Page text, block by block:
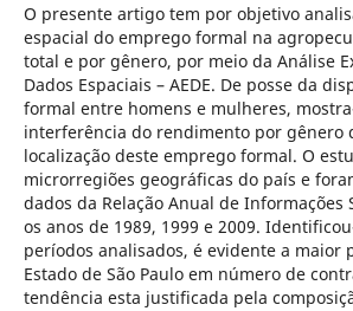
O presente artigo tem por objetivo
espacial do emprego formal na
total e por gênero, por meio da Análise
Dados Espaciais – AEDE. De posse da
formal entre homens e mulheres,
interferência do rendimento por gênero
localização deste emprego formal. O
microrregiões geográficas do país e
dados da Relação Anual de Informações
os anos de 1989, 1999 e 2009.
períodos analisados, é evidente a maior
Estado de São Paulo em número de
tendência esta justificada pela